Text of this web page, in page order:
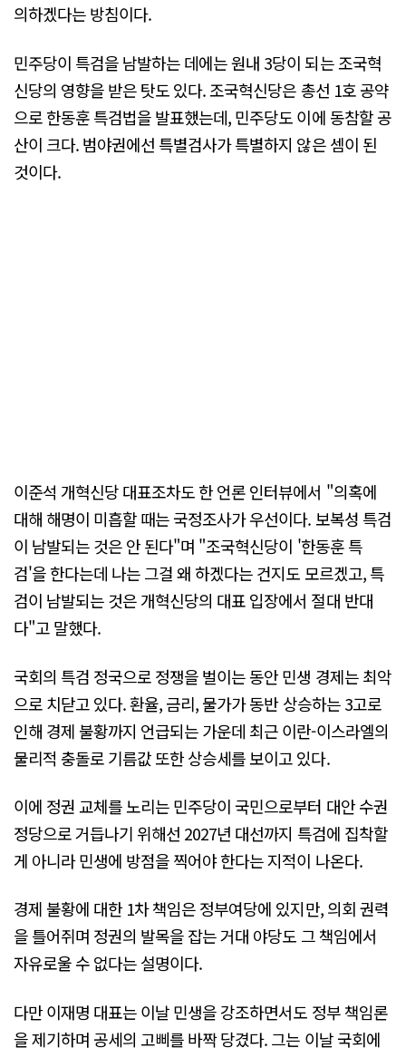
의하겠다는 방침이다.
민주당이 특검을 남발하는 데에는 원내 3당이 되는 조국혁
신당의 영향을 받은 탓도 있다. 조국혁신당은 총선 1호 공약
으로 한동훈 특검법을 발표했는데, 민주당도 이에 동참할 공
산이 크다. 범야권에선 특별검사가 특별하지 않은 셈이 된
것이다.
이준석 개혁신당 대표조차도 한 언론 인터뷰에서 "의혹에
대해 해명이 미흡할 때는 국정조사가 우선이다. 보복성 특검
이 남발되는 것은 안 된다"며 "조국혁신당이 '한동훈 특
검'을 한다는데 나는 그걸 왜 하겠다는 건지도 모르겠고, 특
검이 남발되는 것은 개혁신당의 대표 입장에서 절대 반대
다"고 말했다.
국회의 특검 정국으로 정쟁을 벌이는 동안 민생 경제는 최악
으로 치닫고 있다. 환율, 금리, 물가가 동반 상승하는 3고로
인해 경제 불황까지 언급되는 가운데 최근 이란-이스라엘의
물리적 충돌로 기름값 또한 상승세를 보이고 있다.
이에 정권 교체를 노리는 민주당이 국민으로부터 대안 수권
정당으로 거듭나기 위해선 2027년 대선까지 특검에 집착할
게 아니라 민생에 방점을 찍어야 한다는 지적이 나온다.
경제 불황에 대한 1차 책임은 정부여당에 있지만, 의회 권력
을 틀어쥐며 정권의 발목을 잡는 거대 야당도 그 책임에서
자유로울 수 없다는 설명이다.
다만 이재명 대표는 이날 민생을 강조하면서도 정부 책임론
을 제기하며 공세의 고삐를 바짝 당겼다. 그는 이날 국회에